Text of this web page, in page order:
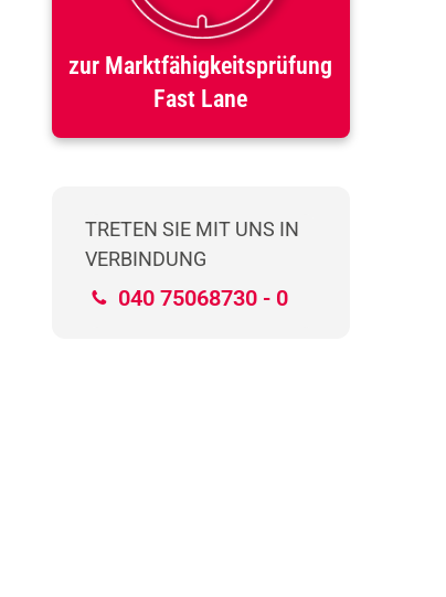
zur Marktfähigkeitsprüfung
Fast Lane
TRETEN SIE MIT UNS IN
VERBINDUNG
040 75068730 - 0